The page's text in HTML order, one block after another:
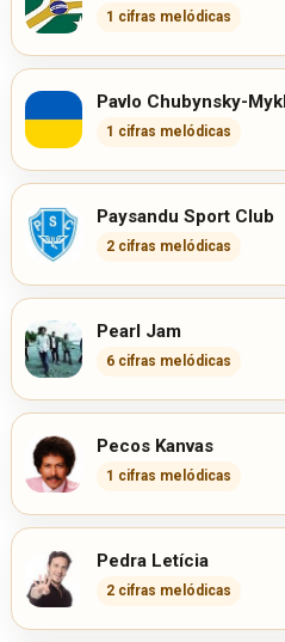
1 cifras melódicas
Pavlo Chubynsky-
1 cifras melódicas
Paysandu Sport Club
2 cifras melódicas
Pearl Jam
6 cifras melódicas
Pecos Kanvas
1 cifras melódicas
Pedra Letícia
2 cifras melódicas